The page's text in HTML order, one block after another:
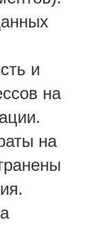
и
на
на